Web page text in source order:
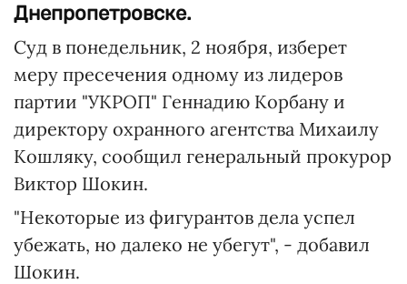
Днепропетровске.
Суд в понедельник, 2 ноября, изберет
меру пресечения одному из лидеров
партии "УКРОП" Геннадию Корбану и
директору охранного агентства Михаилу
Кошляку, сообщил генеральный прокурор
Виктор Шокин.
"Некоторые из фигурантов дела успел
убежать, но далеко не убегут", - добавил
Шокин.